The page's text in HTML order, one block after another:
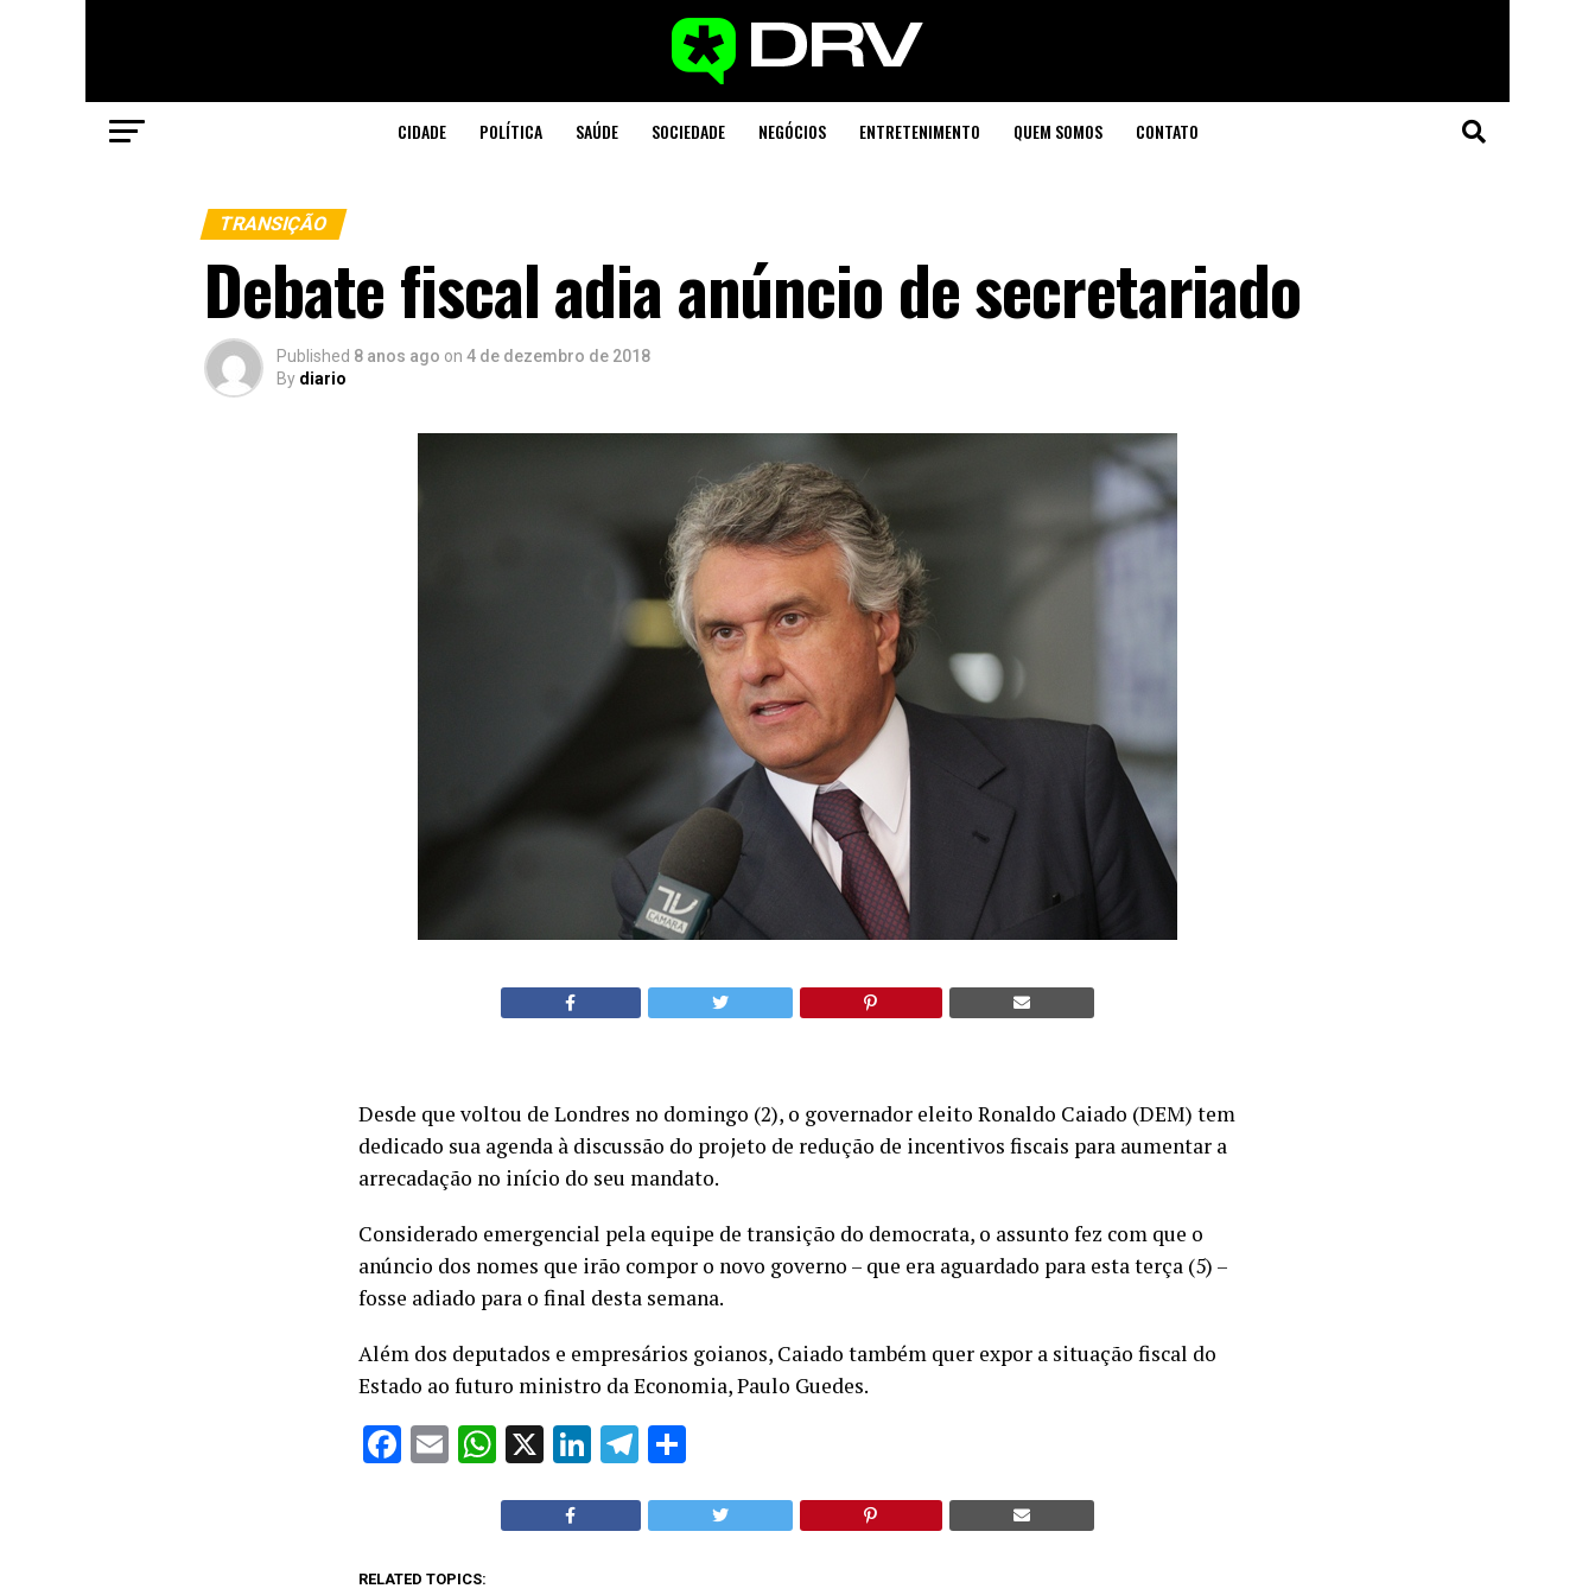
CIDADE POLÍTICA SAÚDE SOCIEDADE NEGÓCIOS ENTRETENIMENTO QUEM SOMOS CONTATO
TRANSIÇÃO
Debate fiscal adia anúncio de secretariado
Published 8 anos ago on 4 de dezembro de 2018
By diario
Desde que voltou de Londres no domingo (2), o governador eleito Ronaldo Caiado (DEM) tem
dedicado sua agenda à discussão do projeto de redução de incentivos fiscais para aumentar a
arrecadação no início do seu mandato.
Considerado emergencial pela equipe de transição do democrata, o assunto fez com que o
anúncio dos nomes que irão compor o novo governo – que era aguardado para esta terça (5) –
fosse adiado para o final desta semana.
Além dos deputados e empresários goianos, Caiado também quer expor a situação fiscal do
Estado ao futuro ministro da Economia, Paulo Guedes.
Facebook
EmailWhatsApp
X LinkedIn
Telegram
RELATED TOPICS: